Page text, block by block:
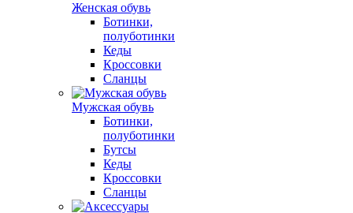
Женская обувь
Ботинки,
полуботинки
Кеды
Кроссовки
Сланцы
Мужская обувь
Ботинки,
полуботинки
Бутсы
Кеды
Кроссовки
Сланцы